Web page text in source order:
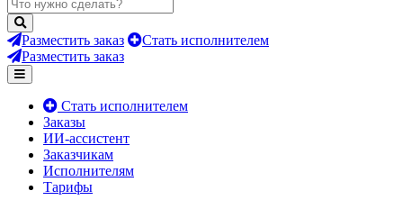
Разместить заказ
Стать исполнителем
Разместить заказ
Стать исполнителем
Заказы
ИИ-ассистент
Заказчикам
Исполнителям
Тарифы